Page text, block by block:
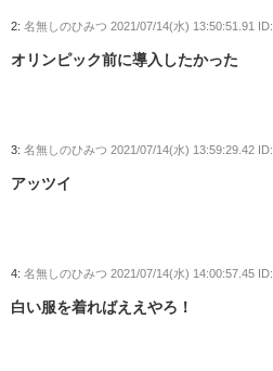
2: 名無しのひみつ 2021/07/14(水) 13:50:51.91
オリンピック前に導入したかった
3: 名無しのひみつ 2021/07/14(水) 13:59:29.42
アッツイ
4: 名無しのひみつ 2021/07/14(水) 14:00:57.45
白い服を着ればええやろ！